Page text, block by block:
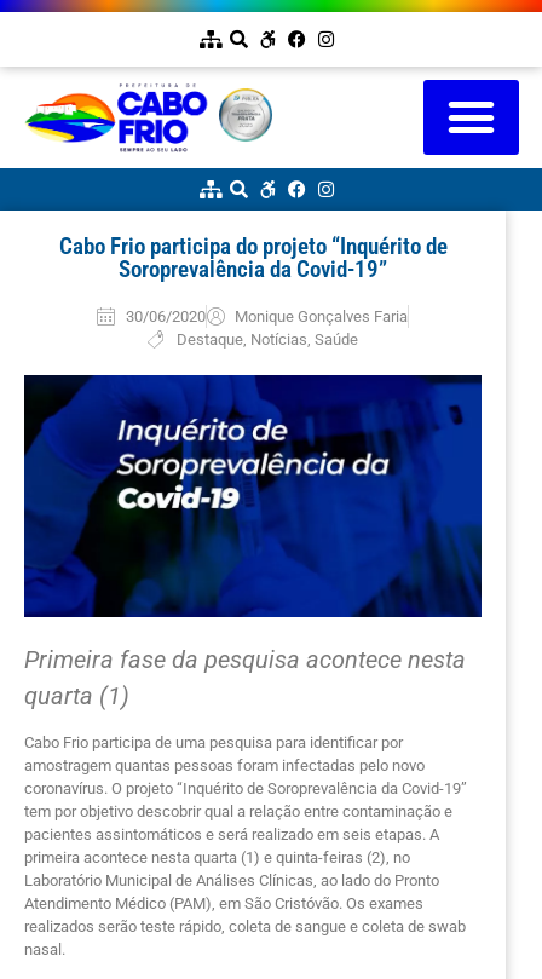
Cabo Frio participa do projeto “Inquérito de
Soroprevalência da Covid-19”
30/06/2020
Monique Gonçalves Faria
Destaque, Notícias Saúde
Primeira fase da pesquisa acontece nesta
quarta (1)
Cabo Frio participa de uma pesquisa para identificar por
amostragem quantas pessoas foram infectadas pelo novo
coronavírus. O projeto “Inquérito de Soroprevalência da Covid-19”
tem por objetivo descobrir qual a relação entre contaminação e
pacientes assintomáticos e será realizado em seis etapas. A
primeira acontece nesta quarta (1) e quinta-feiras (2), no
Laboratório Municipal de Análises Clínicas, ao lado do Pronto
Atendimento Médico (PAM), em São Cristóvão. Os exames
realizados serão teste rápido, coleta de sangue e coleta de swab
nasal.